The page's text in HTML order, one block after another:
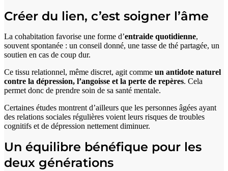
Créer du lien, c’est soigner l’âme
La cohabitation favorise une forme d’entraide quotidienne,
souvent spontanée : un conseil donné, une tasse de thé partagée, un
soutien en cas de coup dur.
Ce tissu relationnel, même discret, agit comme un antidote naturel
contre la dépression, l’angoisse et la perte de repères. Cela
permet donc de prendre soin de sa santé mentale.
Certaines études montrent d’ailleurs que les personnes âgées ayant
des relations sociales régulières voient leurs risques de troubles
cognitifs et de dépression nettement diminuer.
Un équilibre bénéfique pour les
deux générations